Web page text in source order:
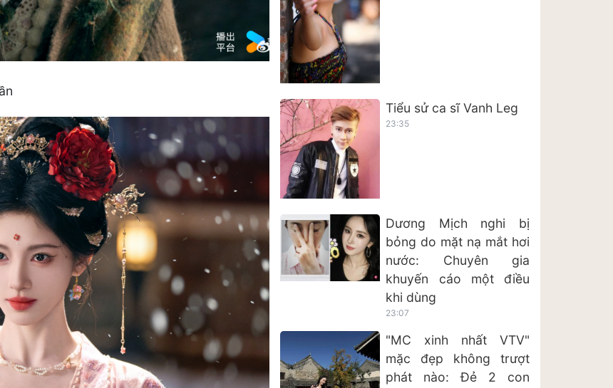
Tiểu sử ca sĩ Vanh Leg
23:35
Dương Mịch nghi bị
bỏng do mặt nạ mắt hơi
nước: Chuyên gia
khuyến cáo một điều
khi dùng
23:07
"MC xinh nhất VTV"
mặc đẹp không trượt
phát nào: Đẻ 2 con